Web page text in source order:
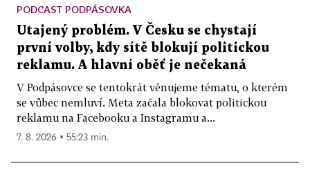
PODCAST PODPÁSOVKA
Utajený problém. V Česku se chystají
první volby, kdy sítě blokují politickou
reklamu. A hlavní oběť je nečekaná
V Podpásovce se tentokrát věnujeme tématu, o kterém
se vůbec nemluví. Meta začala blokovat politickou
reklamu na Facebooku a Instagramu a...
7. 8. 2026 ▪ 55:23 min.